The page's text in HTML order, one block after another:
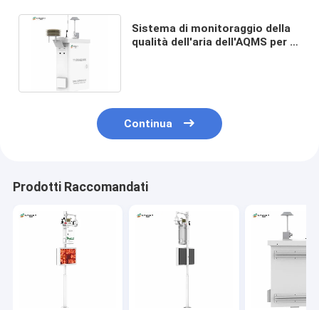
Sistema di monitoraggio della
qualità dell'aria dell'AQMS per il
Continua
Prodotti Raccomandati